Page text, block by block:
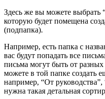
Здесь же вы можете выбрать
которую будет помещена
(подпапка).
Например, есть папка с
вас будут попадать все
письма могут быть от
можете в той папке создать
например, “От
нужна такая детальная